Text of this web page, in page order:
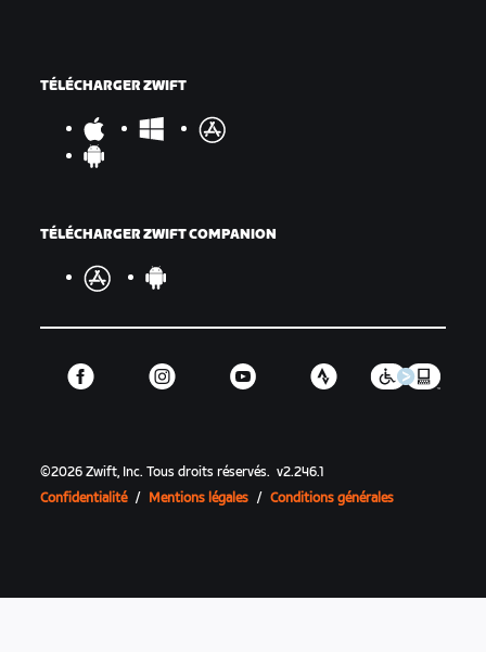
TÉLÉCHARGER ZWIFT
TÉLÉCHARGER ZWIFT COMPANION
©2026 Zwift, Inc.Tous droits réservés. v2.246.1
Confidentialité / Mentions légales / Conditions générales